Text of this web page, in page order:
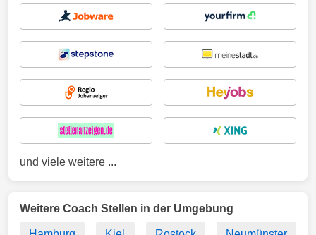
und viele weitere ...
Weitere Coach Stellen in der Umgebung